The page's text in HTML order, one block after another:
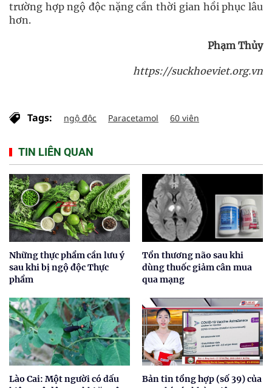
trường hợp ngộ độc nặng cần thời gian hồi phục lâu
hơn.
Phạm Thủy
https://suckhoeviet.org.vn
Tags: ngộ độc Paracetamol 60 viên
TIN LIÊN QUAN
Những thực phẩm cần lưu ý
sau khi bị ngộ độc Thực
phẩm
Tổn thương não sau khi
dùng thuốc giảm cân mua
qua mạng
Lào Cai: Một người có dấu
Bản tin tổng hợp (số 39) của